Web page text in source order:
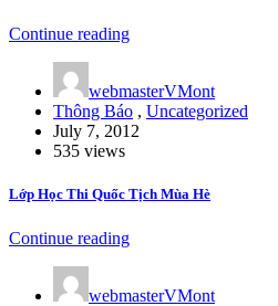
Continue reading
webmasterVMont
Thông Báo , Uncategorized
July 7, 2012
535 views
Lớp Học Thi Quốc Tịch Mùa Hè
Continue reading
webmasterVMont